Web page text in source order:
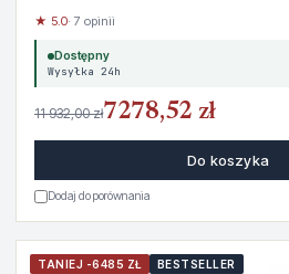
★ 5.0· 7 opinii
Dostępny
Wysyłka 24h
11 932,00 zł7278,52 zł
Do koszyka
Dodaj do porównania
TANIEJ -6485 ZŁ BESTSELLER